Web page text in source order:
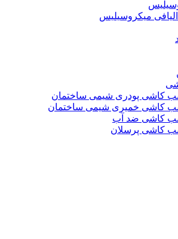
میکروسیلیس
کاشی پودری شیمی ساختمان
کاشی خمیری شیمی ساختمان
کاشی ضد آب
کاشی پرسلان